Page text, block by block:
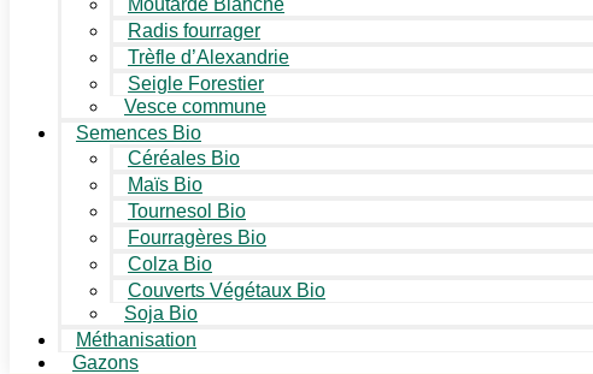
Moutarde Blanche
Radis fourrager
Trèfle d’Alexandrie
Seigle Forestier
Vesce commune
Semences Bio
Céréales Bio
Maïs Bio
Tournesol Bio
Fourragères Bio
Colza Bio
Couverts Végétaux Bio
Soja Bio
Méthanisation
Gazons